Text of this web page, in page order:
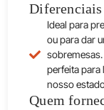
Diferenciais
Ideal para
ou para dar
sobremesas.
perfeita para
nosso
Quem